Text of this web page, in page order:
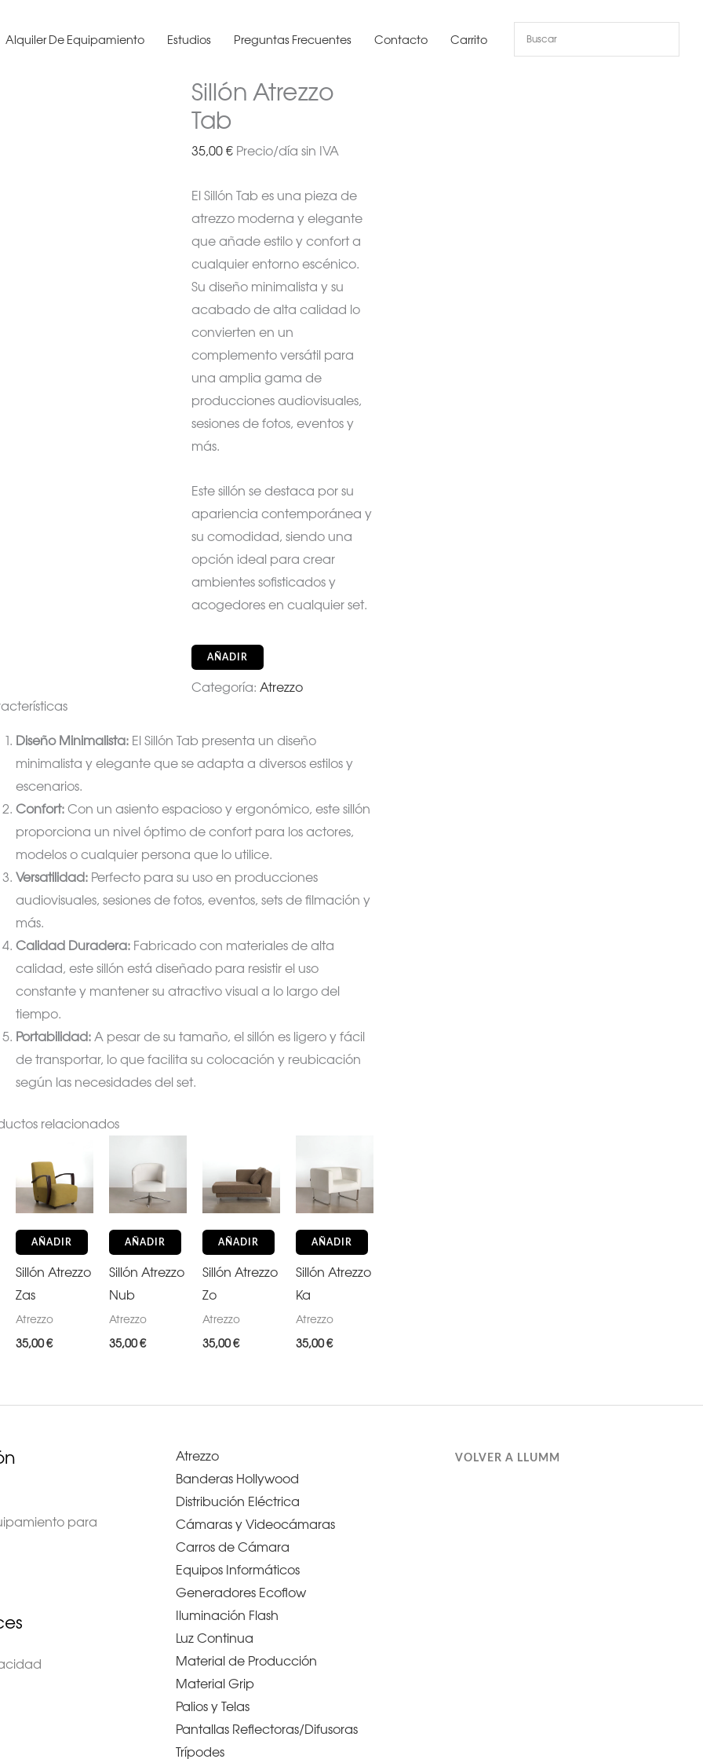
Alquiler De Equipamiento Estudios Preguntas Frecuentes Contacto Carrito
Sillón Atrezzo
Tab
35,00€ Precio/día sin IVA
El Sillón Tab es una pieza de
atrezzo moderna y elegante
que añade estilo y confort a
cualquier entorno escénico.
Su diseño minimalista y su
acabado de alta calidad lo
convierten en un
complemento versátil para
una amplia gama de
producciones audiovisuales,
sesiones de fotos, eventos y
más.
Este sillón se destaca por su
apariencia contemporánea y
su comodidad, siendo una
opción ideal para crear
ambientes sofisticados y
acogedores en cualquier set.
AÑADIR
Categoría:Atrezzo
Diseño Minimalista: El Sillón Tab presenta un diseño
minimalista y elegante que se adapta a diversos estilos y
escenarios.
Confort:Con un asiento espacioso y ergonómico, este sillón
proporciona un nivel óptimo de confort para los actores,
modelos o cualquier persona que lo utilice.
Versatilidad: Perfecto para su uso en producciones
audiovisuales, sesiones de fotos, eventos, sets de filmación y
más.
Calidad Duradera: Fabricado con materiales de alta
calidad, este sillón está diseñado para resistir el uso
constante y mantener su atractivo visual a lo largo del
tiempo.
Portabilidad:A pesar de su tamaño, el sillón es ligero y fácil
de transportar, lo que facilita su colocación y reubicación
según las necesidades del set.
relacionados
AÑADIR
Sillón Atrezzo
Zas
Atrezzo
35,00€
AÑADIR
Sillón Atrezzo
Nub
Atrezzo
35,00€
AÑADIR
Sillón Atrezzo
Zo
Atrezzo
35,00€
AÑADIR
Sillón Atrezzo
Ka
Atrezzo
35,00€
para
Atrezzo
Banderas Hollywood
Distribución Eléctrica
Cámaras y Videocámaras
Carros de Cámara
Equipos Informáticos
Generadores Ecoflow
Iluminación Flash
Luz Continua
Material de Producción
Material Grip
Palios y Telas
Pantallas Reflectoras/Difusoras
Trípodes
VOLVER A LLUMM